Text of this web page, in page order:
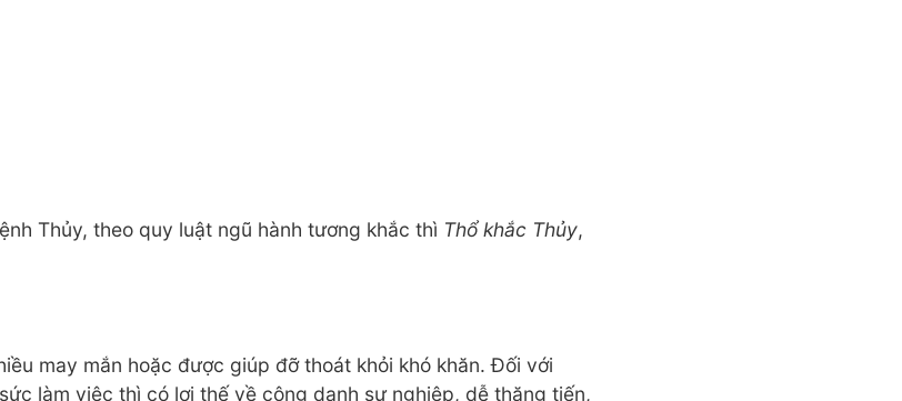
Thủy, theo quy luật ngũ hành tương khắc thì Thổ khắc Thủy,
may mắn hoặc được giúp đỡ thoát khỏi khó khăn. Đối với
làm việc thì có lợi thế về công danh sự nghiệp, dễ thăng tiến,